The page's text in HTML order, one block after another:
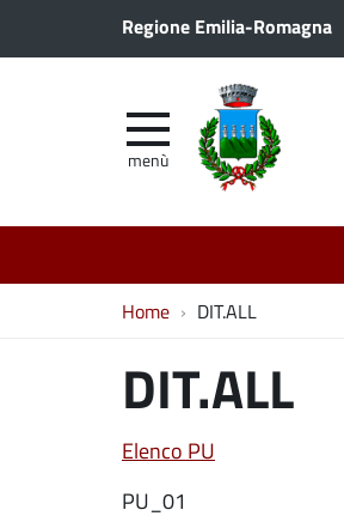
Regione Emilia-Romagna
menù
Home DIT.ALL
DIT.ALL
Elenco PU
PU_01